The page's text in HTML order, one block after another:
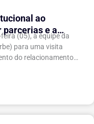
ao
parcerias e a
(05), a equipe da
para uma visita
do relacionamento